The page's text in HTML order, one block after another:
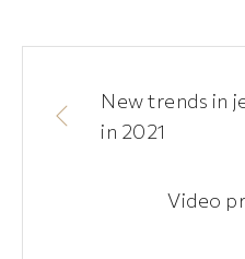
New trends in
in 2021
Video